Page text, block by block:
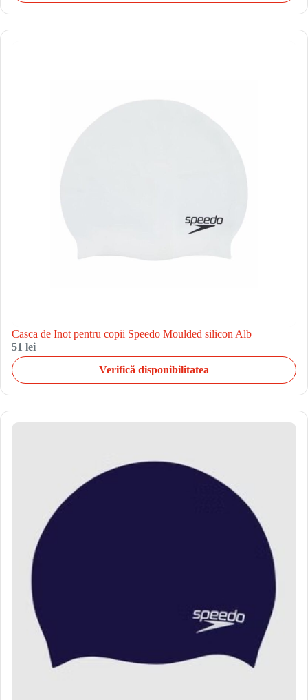
Casca de Inot pentru copii Speedo Moulded silicon Alb
51 lei
Verifică disponibilitatea